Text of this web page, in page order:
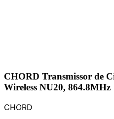
CHORD Transmissor de
Wireless NU20, 864.8MHz
CHORD